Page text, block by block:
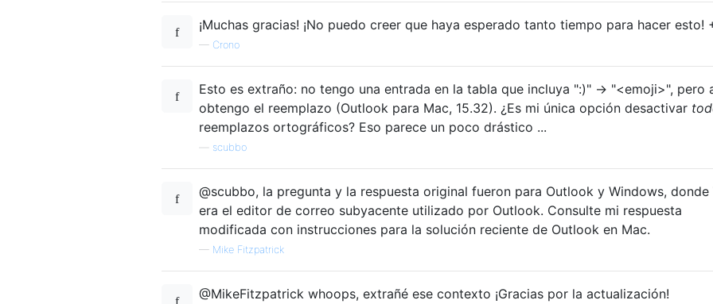
¡Muchas gracias! ¡No puedo creer que haya esperado tanto tiempo para hacer esto!
— Crono
Esto es extraño: no tengo una entrada en la tabla que incluya ":)" -> "<emoji>", pero
obtengo el reemplazo (Outlook para Mac, 15.32). ¿Es mi única opción desactivar
reemplazos ortográficos? Eso parece un poco drástico ...
scubbo
@scubbo, la pregunta y la respuesta original fueron para Outlook y Windows, donde
era el editor de correo subyacente utilizado por Outlook. Consulte mi respuesta
modificada con instrucciones para la solución reciente de Outlook en Mac.
— Mike Fitzpatrick
@MikeFitzpatrick whoops, extrañé ese contexto ¡Gracias por la actualización!